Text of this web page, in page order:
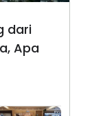
dari
Apa